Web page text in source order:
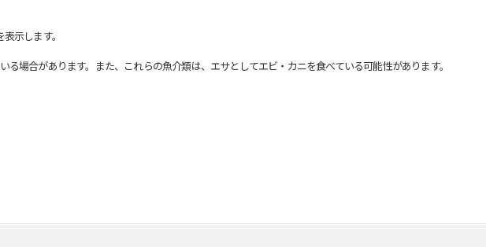
示します。
場合があります。また、これらの魚介類は、エサとしてエビ・カニを食べている可能性があります。